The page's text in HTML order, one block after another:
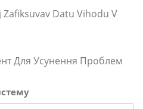
Datu Vihodu V
Для Усунення Проблем